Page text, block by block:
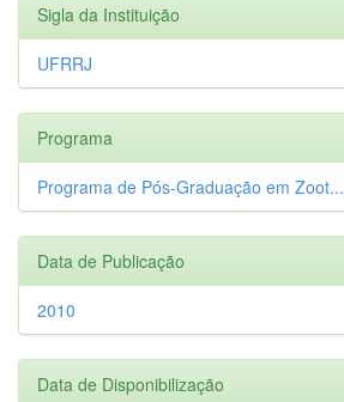
Sigla da Instituição
UFRRJ
Programa
Programa de Pós-Graduação em Zoot...
Data de Publicação
2010
Data de Disponibilização